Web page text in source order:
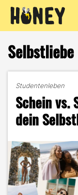
Inhalt
springen
Selbstliebe
Studentenleben
Schein vs.
dein